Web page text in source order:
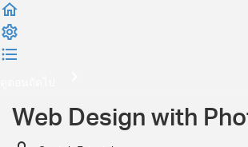
Web Design with